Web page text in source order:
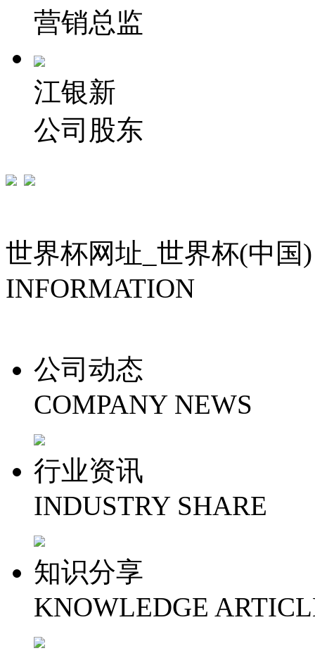
营销总监
江银新
公司股东
世界杯网址_世界杯(中国)
INFORMATION
公司动态
COMPANY NEWS
行业资讯
INDUSTRY SHARE
知识分享
KNOWLEDGE